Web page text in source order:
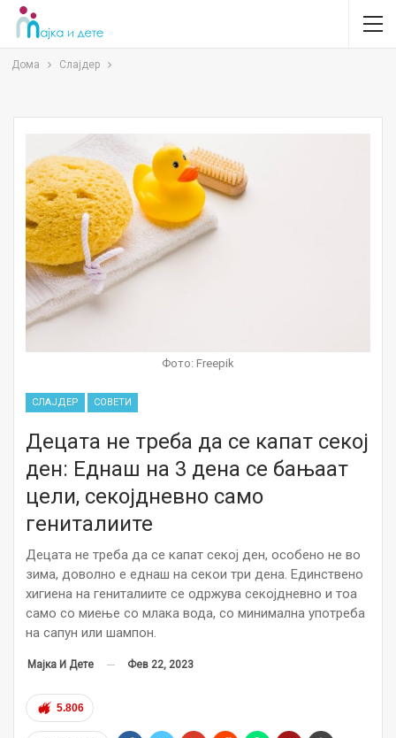
Дома Слајдер
Фото: Freepik
СЛАЈДЕР СОВЕТИ
Децата не треба да се капат секој
ден: Еднаш на 3 дена се бањаат
цели, секојдневно само
гениталиите
Децата не треба да се капат секој ден, особено не во
зима, доволно е еднаш на секои три дена. Единствено
хигиена на гениталиите се одржува секојдневно и тоа
само со миење со млака вода, со минимална употреба
на сапун или шампон.
Мајка И Дете Фев 22, 2023
5.806